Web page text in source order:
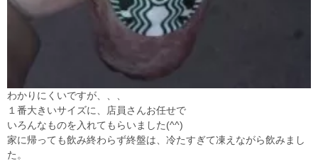
わかりにくいですが、、、
１番大きいサイズに、店員さんお任せで
いろんなものを入れてもらいました(^^)
家に帰っても飲み終わらず終盤は、冷たすぎて凍えながら飲みまし
た。